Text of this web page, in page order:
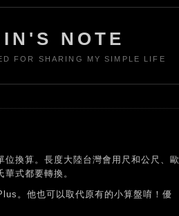
NOTE
FOR SHARING MY SIMPLE LIFE
換算。長度大陸台灣會用尺和公尺、歐
式都要轉換。
。他也可以取代原有的小算盤唷！優